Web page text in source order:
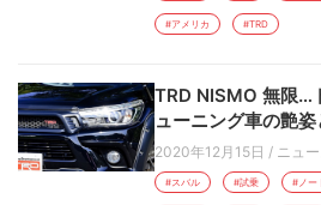
#アメリカ #TRD
TRD NISMO 無限…
ューニング車の艶
2020年12月15日 / ニュ
#スバル #試乗 #ノー